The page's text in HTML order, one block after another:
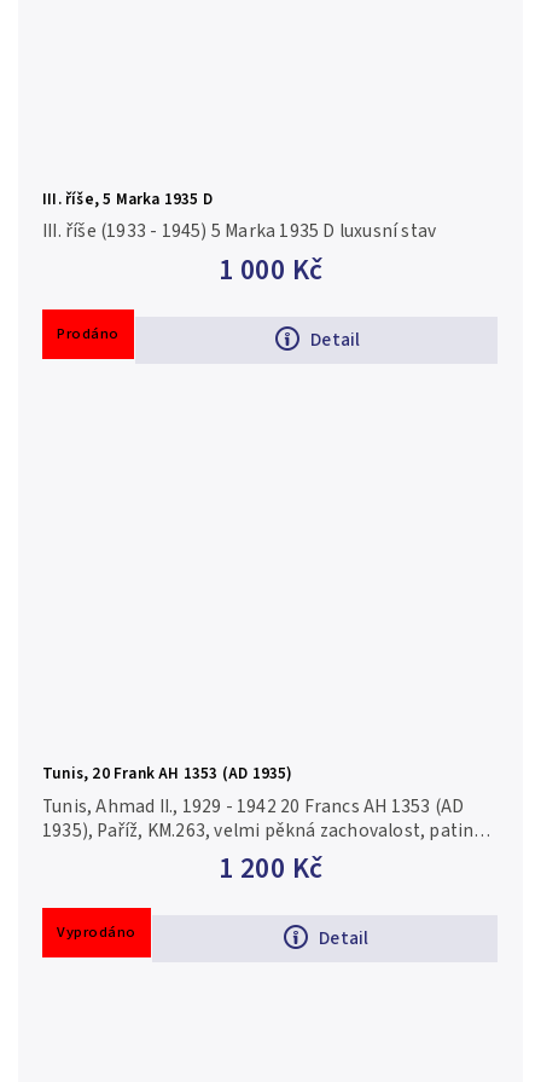
III. říše, 5 Marka 1935 D
1 000 Kč
Detail
III. říše (1933 - 1945) 5 Marka 1935 D luxusní stav
Prodáno
Tunis, 20 Frank AH 1353 (AD 1935)
1 200 Kč
Detail
Tunis, Ahmad II., 1929 - 1942 20 Francs AH 1353 (AD
1935), Paříž, KM.263, velmi pěkná zachovalost, patina,
zbytky lesku, drobné rysky
Vyprodáno